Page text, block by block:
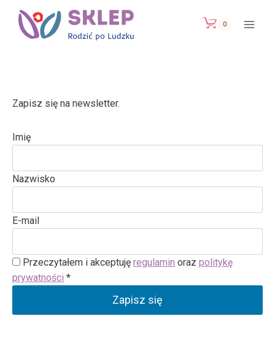
Przejdź
0
Zapisz się na newsletter.
Imię
Nazwisko
E-mail
Przeczytałem i akceptuję regulamin oraz politykę
prywatności *
Zapisz się